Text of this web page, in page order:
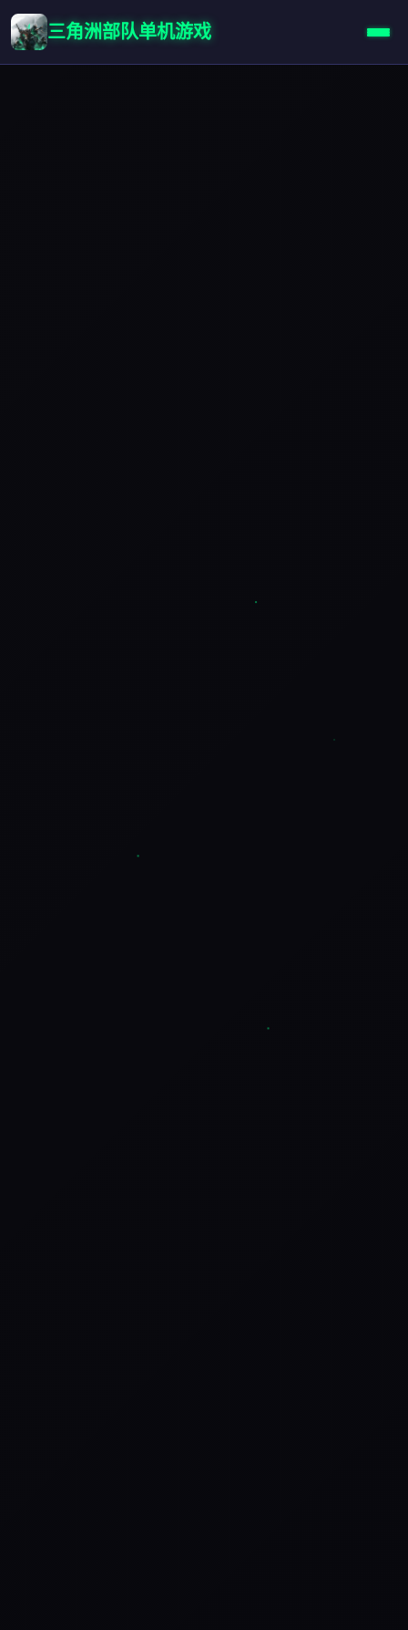
三角洲部队单机游戏